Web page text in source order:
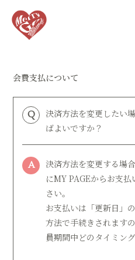
PROFILE
MOVIE
PHOTO
会員登録
会費支払について
Q
決済方法を変更したい
ばよいですか？
A
決済方法を変更する場
にMY PAGEからお支
さい。
お支払いは「更新日」
方法で手続きされます
員期間中どのタイミン